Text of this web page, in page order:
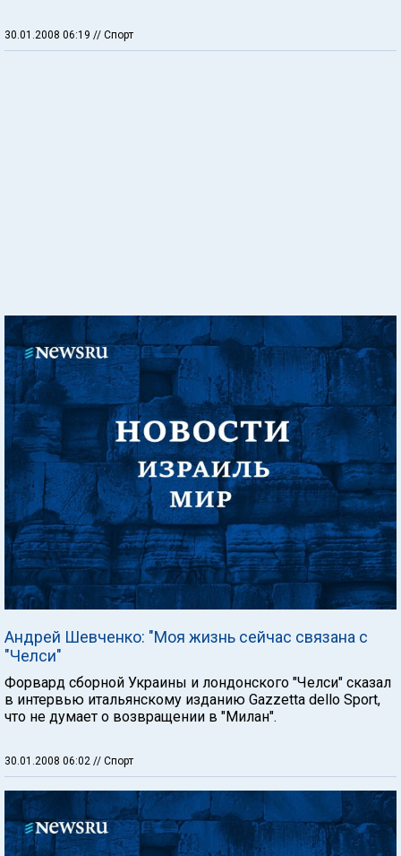
30.01.2008 06:19 // Спорт
Андрей Шевченко: "Моя жизнь сейчас связана с
"Челси"
Форвард сборной Украины и лондонского "Челси" сказал
в интервью итальянскому изданию Gazzetta dello Sport,
что не думает о возвращении в "Милан".
30.01.2008 06:02 // Спорт